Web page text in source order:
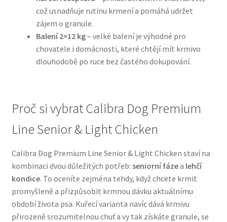
Oblečky pro psy
Pamlsky pro psy
Přepravky pro psy
Purizon pro psy — Vysoký obsah masa, bez obilovin
Royal Canin pro psy
Veterinární dieta pro psy
což usnadňuje rutinu krmení a pomáhá udržet
zájem o granule.
Balení 2×12 kg– velké balení je výhodné pro
chovatele i domácnosti, které chtějí mít krmivo
dlouhodobě po ruce bez častého dokupování.
Proč si vybrat Calibra Dog Premium
Line Senior & Light Chicken
Calibra Dog Premium Line Senior & Light Chicken staví na
kombinaci dvou důležitých potřeb: seniorní fázea lehčí
kondice. To oceníte zejména tehdy, když chcete krmit
promyšleně a přizpůsobit krmnou dávku aktuálnímu
období života psa. Kuřecí varianta navíc dává krmivu
přirozeně srozumitelnou chuť a vy tak získáte granule, se